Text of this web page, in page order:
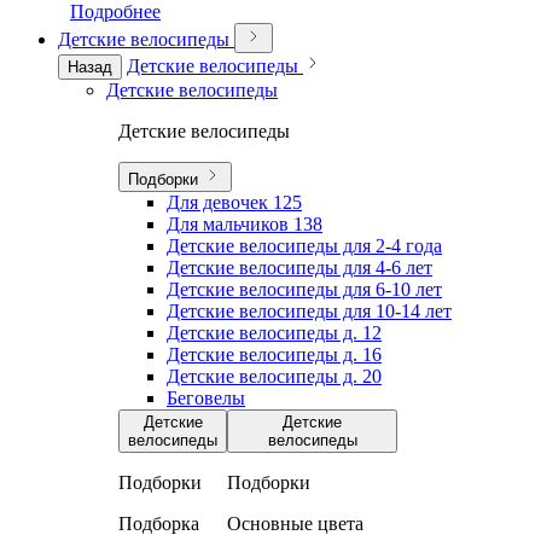
Подробнее
Детские велосипеды
Назад
Детские велосипеды
Детские велосипеды
Детские велосипеды
Подборки
Для девочек 125
Для мальчиков 138
Детские велосипеды для 2-4 года
Детские велосипеды для 4-6 лет
Детские велосипеды для 6-10 лет
Детские велосипеды для 10-14 лет
Детские велосипеды д. 12
Детские велосипеды д. 16
Детские велосипеды д. 20
Беговелы
Детские
велосипеды
Подборки
Подборка
Детские
велосипеды
Подборки
Основные цвета